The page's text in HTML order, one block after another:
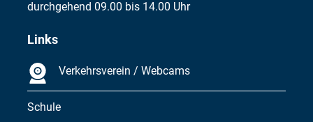
durchgehend 09.00 bis 14.00 Uhr
Links
Verkehrsverein / Webcams
Schule